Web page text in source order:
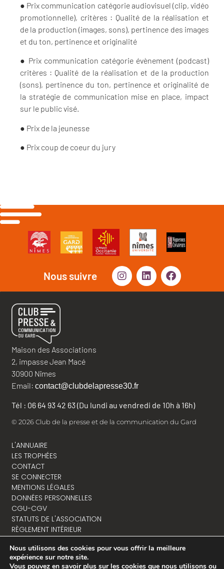
● Prix communication catégorie audiovisuel (clip, vidéo
promotionnelle), critères : Qualité de la réalisation et
de la production (images, sons), pertinence des images
et du ton, pertinence et originalité
● Prix communication catégorie évènement (podcast)
critères : Qualité de la réalisation et de la production
(sons), pertinence du ton, pertinence et originalité de
la stratégie de communication mise en place, impact
sur le public visé.
● Prix de la jeunesse
● Prix coup de coeur du jury
Nous suivre
Maison des Associations
2, impasse Jean Macé
30900 Nîmes
Email: contact@clubdelapresse30.fr
Tél : 06 64 93 42 63 (Du lundi au vendredi de 10h à 16h)
© 2026 Club de la presse et de la communication du Gard
L'ANNUAIRE
LES TROPHÉES
CONTACT
SE CONNECTER
MENTIONS LÉGALES
DONNÉES PERSONNELLES
CGU-CGV
STATUTS DE L'ASSOCIATION
RÈGLEMENT INTÉRIEUR
Nous utilisons des cookies pour vous offrir la meilleure
expérience sur notre site.
Vous pouvez en savoir plus sur les cookies que nous utilisons ou